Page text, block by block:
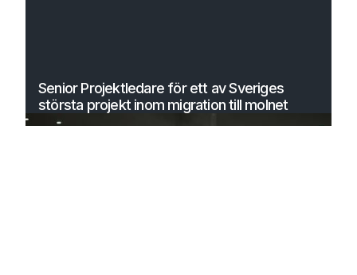
Senior Projektledare för ett av Sveriges
största projekt inom migration till molnet